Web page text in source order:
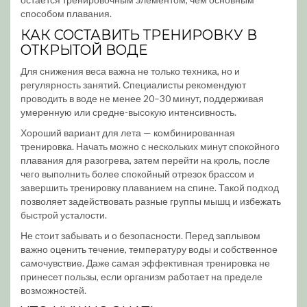
способом плавания.
КАК СОСТАВИТЬ ТРЕНИРОВКУ В
ОТКРЫТОЙ ВОДЕ
Для снижения веса важна не только техника, но и
регулярность занятий. Специалисты рекомендуют
проводить в воде не менее 20–30 минут, поддерживая
умеренную или средне-высокую интенсивность.
Хороший вариант для лета — комбинированная
тренировка. Начать можно с нескольких минут спокойного
плавания для разогрева, затем перейти на кроль, после
чего выполнить более спокойный отрезок брассом и
завершить тренировку плаванием на спине. Такой подход
позволяет задействовать разные группы мышц и избежать
быстрой усталости.
Не стоит забывать и о безопасности. Перед заплывом
важно оценить течение, температуру воды и собственное
самочувствие. Даже самая эффективная тренировка не
принесет пользы, если организм работает на пределе
возможностей.